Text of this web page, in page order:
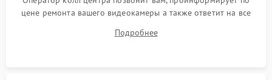
цене ремонта вашего видеокамеры а также ответит на все
Подробнее